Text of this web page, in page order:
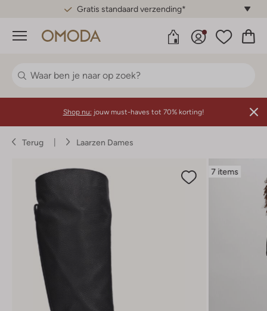
Gratis standaard verzending*
Menu
Shop nu: jouw must-haves tot 70% korting!
Terug Laarzen Dames
7 items